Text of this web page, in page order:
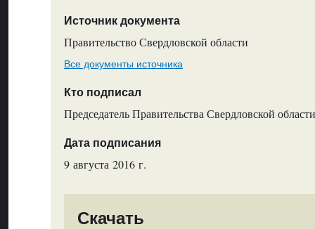
Источник документа
Правительство Свердловской области
Все документы источника
Кто подписал
Председатель Правительства Свердловской
Дата подписания
9 августа 2016 г.
Скачать